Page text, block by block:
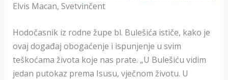
Elvis Macan, Svetvinčent
Hodočasnik iz rodne župe bl. Bulešića ističe, kako je
ovaj događaj obogaćenje i ispunjenje u svim
teškoćama života koje nas prate. „U Bulešiću vidim
jedan putokaz prema Isusu, vječnom životu. U